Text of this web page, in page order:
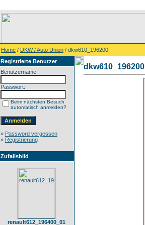
Home / DKW / Auto Union / dkw610_196200
Registrierte Benutzer
Benutzername:
Passwort:
Beim nächsten Besuch
automatisch anmelden?
» Password vergessen
» Registrierung
Zufallsbild
renault612_196400_01
dkw610_196200